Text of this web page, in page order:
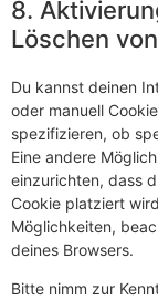
8.
Löschen
Du kannst deinen
oder manuell
spezifizieren, ob
Eine andere
einzurichten, dass
Cookie platziert
Möglichkeiten,
deines Browsers.
Bitte nimm zur